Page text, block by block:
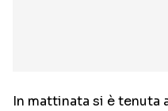
In mattinata si è tenuta